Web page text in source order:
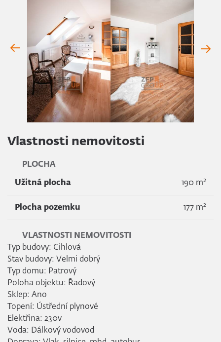
Vlastnosti nemovitosti
PLOCHA
Užitná plocha 190 m2
Plocha pozemku 177 m2
VLASTNOSTI NEMOVITOSTI
Typ budovy: Cihlová
Stav budovy: Velmi dobrý
Typ domu: Patrový
Poloha objektu: Řadový
Sklep: Ano
Topení: Ústřední plynové
Elektřina: 230v
Voda: Dálkový vodovod